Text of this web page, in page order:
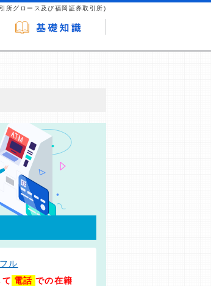
所グロース及び福岡証券取引所)
調査／ユーザーへの口コ
ル
電話 での在籍